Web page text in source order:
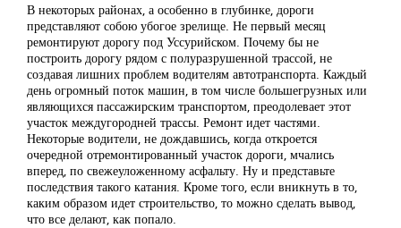
В некоторых районах, а особенно в глубинке, дороги
представляют собою убогое зрелище. Не первый месяц
ремонтируют дорогу под Уссурийском. Почему бы не
построить дорогу рядом с полуразрушенной трассой, не
создавая лишних проблем водителям автотранспорта. Каждый
день огромный поток машин, в том числе большегрузных или
являющихся пассажирским транспортом, преодолевает этот
участок междугородней трассы. Ремонт идет частями.
Некоторые водители, не дождавшись, когда откроется
очередной отремонтированный участок дороги, мчались
вперед, по свежеуложенному асфальту. Ну и представьте
последствия такого катания. Кроме того, если вникнуть в то,
каким образом идет строительство, то можно сделать вывод,
что все делают, как попало.